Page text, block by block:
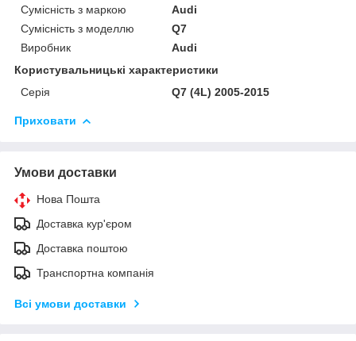
Сумісність з маркою
Audi
Сумісність з моделлю
Q7
Виробник
Audi
Користувальницькі характеристики
Серія
Q7 (4L) 2005-2015
Приховати
Умови доставки
Нова Пошта
Доставка кур'єром
Доставка поштою
Транспортна компанія
Всі умови доставки